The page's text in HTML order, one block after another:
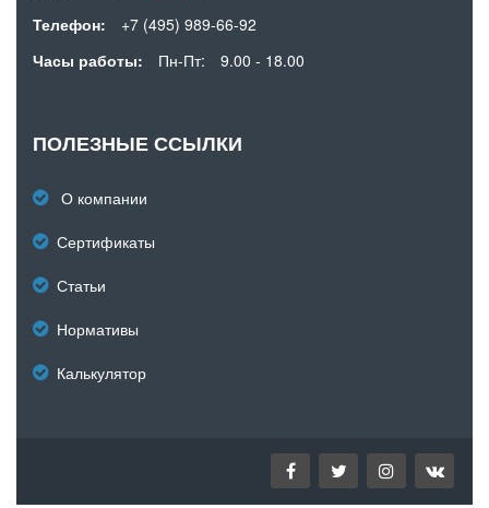
Телефон:
+7 (495) 989-66-92
Часы работы:
Пн-Пт: 9.00 - 18.00
ПОЛЕЗНЫЕ ССЫЛКИ
О компании
Сертификаты
Статьи
Нормативы
Калькулятор